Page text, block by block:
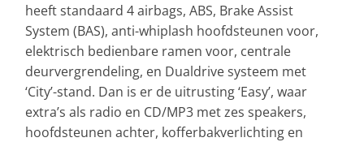
heeft standaard 4 airbags, ABS, Brake Assist
System (BAS), anti-whiplash hoofdsteunen voor,
elektrisch bedienbare ramen voor, centrale
deurvergrendeling, en Dualdrive systeem met
‘City’-stand. Dan is er de uitrusting ‘Easy’, waar
extra’s als radio en CD/MP3 met zes speakers,
hoofdsteunen achter, kofferbakverlichting en